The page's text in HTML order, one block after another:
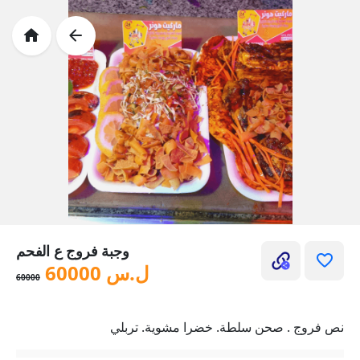
وجبة فروج ع الفحم
ل.س 60000
60000
نص فروج . صحن سلطة. خضرا مشوية. تربلي